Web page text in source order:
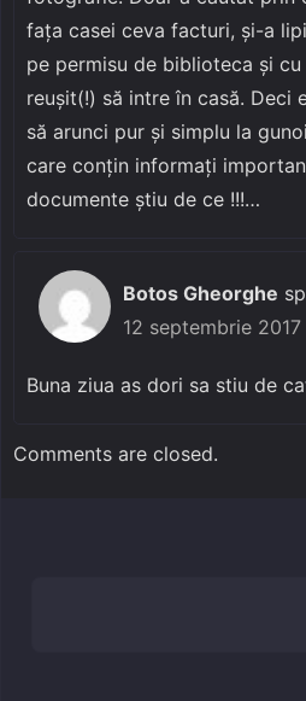
faţa casei ceva facturi, şi-a
pe permisu de biblioteca şi
reuşit(!) să intre în casă. Deci
să arunci pur şi simplu la
care conţin informaţi
documente ştiu de ce !!!…
Botos Gheorghe
12 septembrie 2017
Buna ziua as dori sa stiu de
Comments are closed.